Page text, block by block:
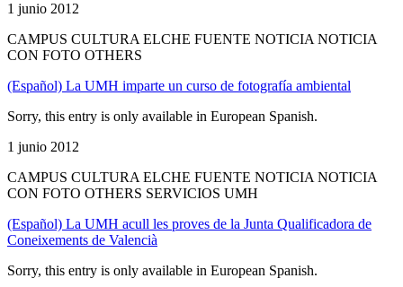
1 junio 2012
CAMPUS CULTURA ELCHE FUENTE NOTICIA NOTICIA
CON FOTO OTHERS
(Español) La UMH imparte un curso de fotografía ambiental
Sorry, this entry is only available in European Spanish.
1 junio 2012
CAMPUS CULTURA ELCHE FUENTE NOTICIA NOTICIA
CON FOTO OTHERS SERVICIOS UMH
(Español) La UMH acull les proves de la Junta Qualificadora de
Coneixements de Valencià
Sorry, this entry is only available in European Spanish.